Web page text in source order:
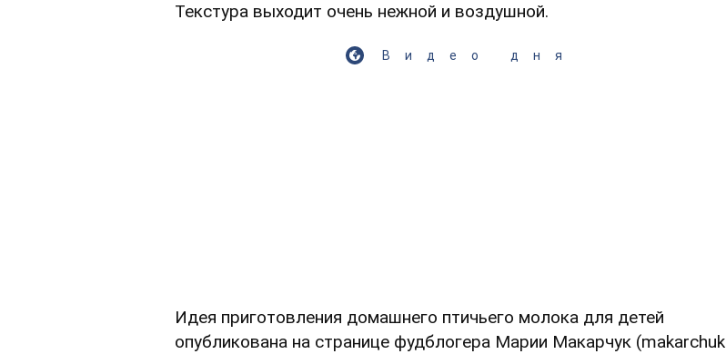
Текстура выходит очень нежной и воздушной.
Видео дня
Идея приготовления домашнего птичьего молока для детей
опубликована на странице фудблогера Марии Макарчук (makarchuk